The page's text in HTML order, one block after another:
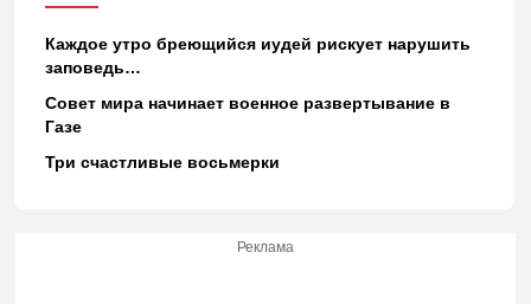
Каждое утро бреющийся иудей рискует нарушить
заповедь…
Совет мира начинает военное развертывание в
Газе
Три счастливые восьмерки
Реклама